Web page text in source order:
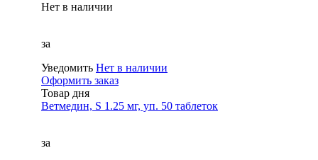
Нет в наличии
за
Уведомить Нет в наличии
Оформить заказ
Товар дня
Ветмедин, S 1.25 мг, уп. 50 таблеток
за